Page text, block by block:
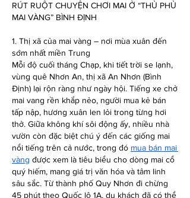
RÚT RUỘT CHUYỆN CHƠI MAI Ở “THỦ PHỦ
MAI VÀNG” BÌNH ĐỊNH
1. Thị xã của mai vàng – nơi mùa xuân đến
sớm nhất miền Trung
Mỗi độ cuối tháng Chạp, khi tiết trời se lạnh,
vùng quê Nhơn An, thị xã An Nhơn (Bình
Định) lại rộn ràng như ngày hội. Tiếng xe chở
mai vang rền khắp nẻo, người mua kẻ bán
tấp nập, hương xuân len lỏi trong từng hơi
thở. Giữa không khí sôi động ấy, nhiều nhà
vườn còn đặc biệt chú ý đến các giống mai
nổi tiếng trên cả nước, trong đó mua bán mai
vàng được xem là tiêu biểu cho dòng mai cổ
quý hiếm, mang giá trị văn hóa và tâm linh
sâu sắc. Từ thành phố Quy Nhơn đi chừng
45 phút theo Quốc lộ 1A, du khách đã có thể